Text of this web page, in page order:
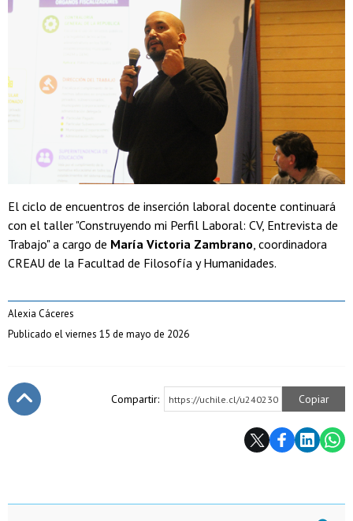
El ciclo de encuentros de inserción laboral docente continuará
con el taller "Construyendo mi Perfil Laboral: CV, Entrevista de
Trabajo" a cargo de María Victoria Zambrano, coordinadora
CREAU de la Facultad de Filosofía y Humanidades.
Alexia Cáceres
Publicado el viernes 15 de mayo de 2026
Compartir: https://uchile.cl/u240230 Copiar